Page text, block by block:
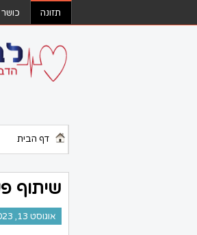
תזונה כושר
דף הבית
שיתוף
אוגוסט 13, 2023